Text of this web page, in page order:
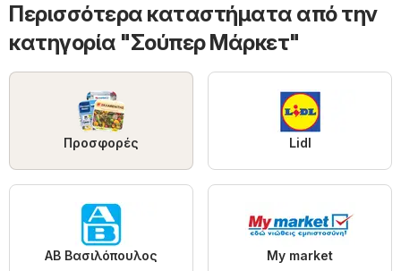
Περισσότερα καταστήματα από την
κατηγορία "Σούπερ Μάρκετ"
Προσφορές Lidl
ΑΒ Βασιλόπουλος My market